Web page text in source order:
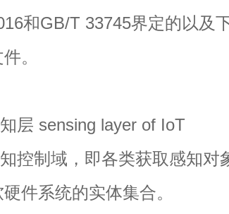
和GB/T 33745界定的以及
。
sensing layer of IoT
制域，即各类获取感知对
件系统的实体集合。